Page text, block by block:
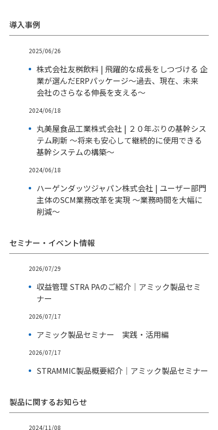
導入事例
2025/06/26
株式会社友桝飲料 | 飛躍的な成長をしつづける 企
業が選んだERPパッケージ～過去、現在、未来
会社のさらなる伸長を支える～
2024/06/18
丸美屋食品工業株式会社 | ２０年ぶりの基幹シス
テム刷新 ～将来も安心して継続的に使用できる
基幹システムの構築～
2024/06/18
ハーゲンダッツジャパン株式会社 | ユーザー部門
主体のSCM業務改革を実現 ～業務時間を大幅に
削減～
セミナー・イベント情報
2026/07/29
収益管理 STRA PAのご紹介｜アミック製品セミ
ナー
2026/07/17
アミック製品セミナー 実践・活用編
2026/07/17
STRAMMIC製品概要紹介｜アミック製品セミナー
製品に関するお知らせ
2024/11/08